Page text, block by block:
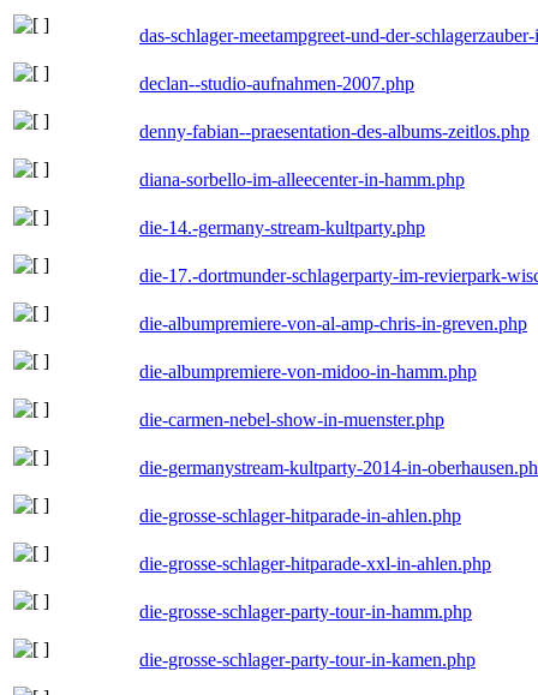
das-schlager-meetampgreet-und-der-
declan--studio-aufnahmen-2007.php
denny-fabian--praesentation-des-albums-zeitlos.php
diana-sorbello-im-alleecenter-in-hamm.php
die-14.-germany-stream-kultparty.php
die-17.-dortmunder-schlagerparty-im-revierpark-
die-albumpremiere-von-al-amp-chris-in-greven.php
die-albumpremiere-von-midoo-in-hamm.php
die-carmen-nebel-show-in-muenster.php
die-germanystream-kultparty-2014-in-
die-grosse-schlager-hitparade-in-ahlen.php
die-grosse-schlager-hitparade-xxl-in-ahlen.php
die-grosse-schlager-party-tour-in-hamm.php
die-grosse-schlager-party-tour-in-kamen.php